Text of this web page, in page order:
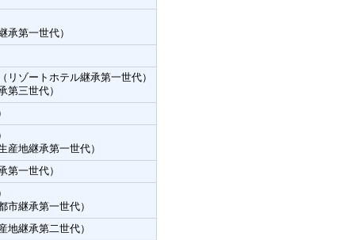
承第一世代）
リゾートホテル継承第一世代）
第三世代）
産地継承第一世代）
第一世代）
市継承第一世代）
地継承第二世代）